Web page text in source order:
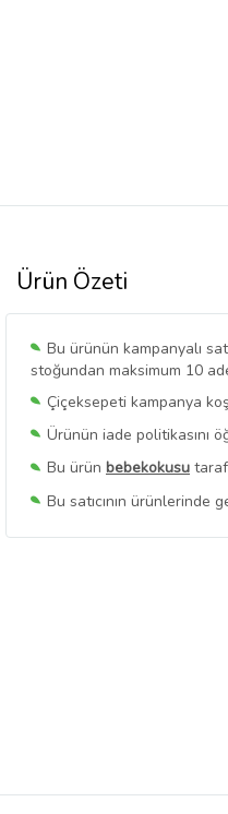
Ürün Özeti
Bu ürünün kampanyalı
stoğundan maksimum 10
Çiçeksepeti kampanya
Ürünün iade politikasını
Bu ürün bebekokusu
Bu satıcının ürünlerinde
Bu SatıcınınTüm